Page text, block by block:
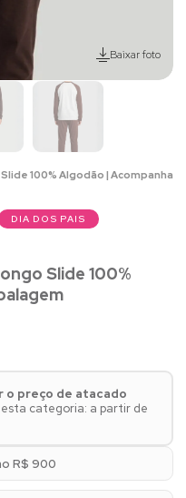
Baixar foto
100% Algodão | Acompanha
DIA DOS PAIS
Slide 100%
o preço de atacado
categoria: a partir de
R$ 900